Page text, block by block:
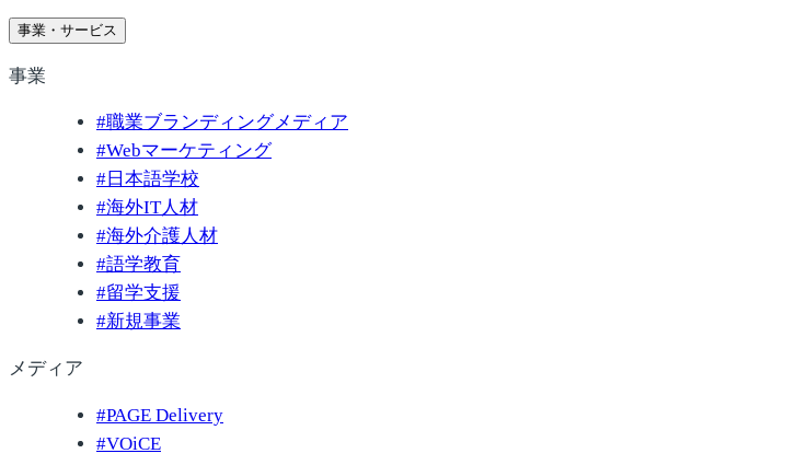
事業・サービス
事業
#職業ブランディングメディア
#Webマーケティング
# 日本語学校
#海外IT人材
#海外介護人材
#語学教育
#留学支援
#新規事業
メディア
#PAGE Delivery
#VOiCE